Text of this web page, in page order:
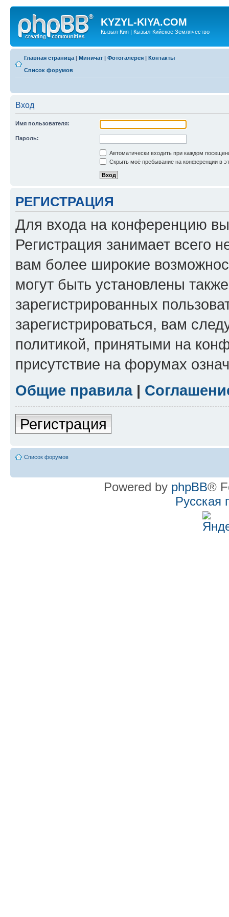
KYZYL-KIYA.COM
Кызыл-Кия | Кызыл-Кийское Землячество
Главная страница | Миничат | Фотогалерея | Контакты
Список форумов
Вход
Имя пользователя:
Пароль:
Автоматически входить при каждом
Скрыть моё пребывание на конференции в
РЕГИСТРАЦИЯ
Для входа на конференцию
Регистрация занимает всего
вам более широкие
могут быть установлены
зарегистрированных
зарегистрироваться, вам
политикой, принятыми на
присутствие на форумах
Общие правила|
Регистрация
Список форумов
Powered by phpBB®
Русская